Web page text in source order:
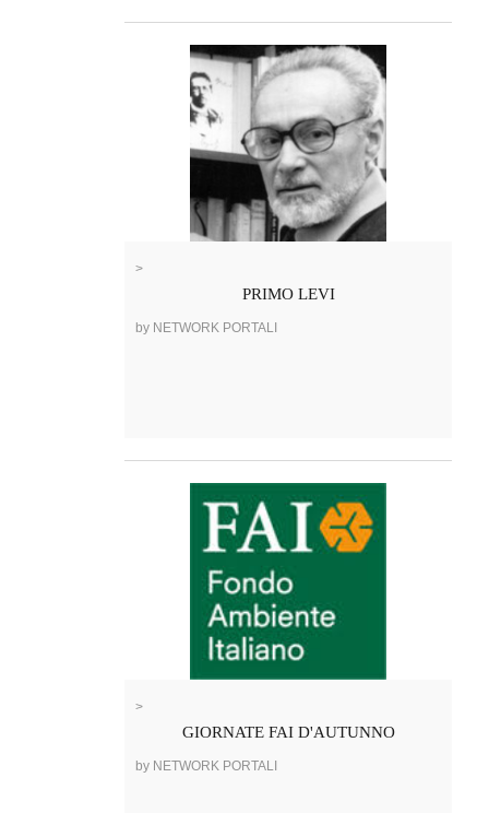
>
PRIMO LEVI
by NETWORK PORTALI
>
GIORNATE FAI D'AUTUNNO
by NETWORK PORTALI